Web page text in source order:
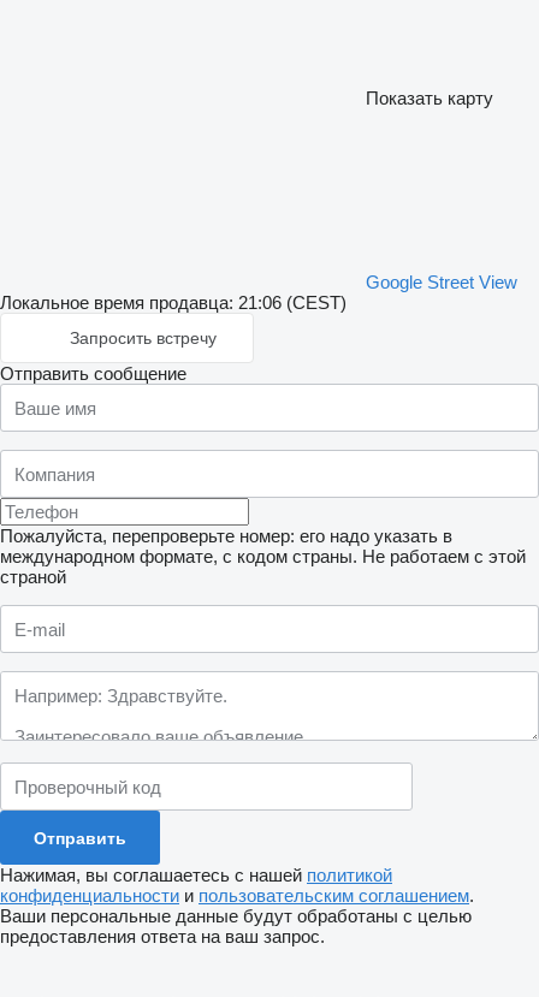
Показать карту
Google Street View
Локальное время продавца: 21:06 (CEST)
Запросить встречу
Отправить сообщение
Пожалуйста, перепроверьте номер: его надо указать в
международном формате, с кодом страны. Не работаем с этой
страной
Нажимая, вы соглашаетесь с нашей политикой
конфиденциальности и пользовательским соглашением.
Ваши персональные данные будут обработаны с целью
предоставления ответа на ваш запрос.